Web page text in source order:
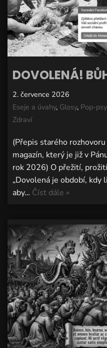
DOVOLENÁ!
2. července 2026
Eseje a úvahy, Glosy, Pop-
Zdraví
(Přepis starého
magazín, který je již v
rok 2026) O přežití,
„Dovolená je období, kdy
aby… Číst dále »